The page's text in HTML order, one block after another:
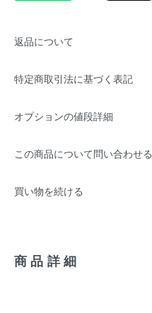
返品について
特定商取引法に基づく表記
オプションの値段詳細
この商品について問い合わせる
買い物を続ける
商品詳細